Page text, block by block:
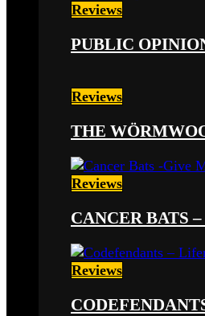
Reviews
PUBLIC
Reviews
THE
Reviews
CANCER BATS
Reviews